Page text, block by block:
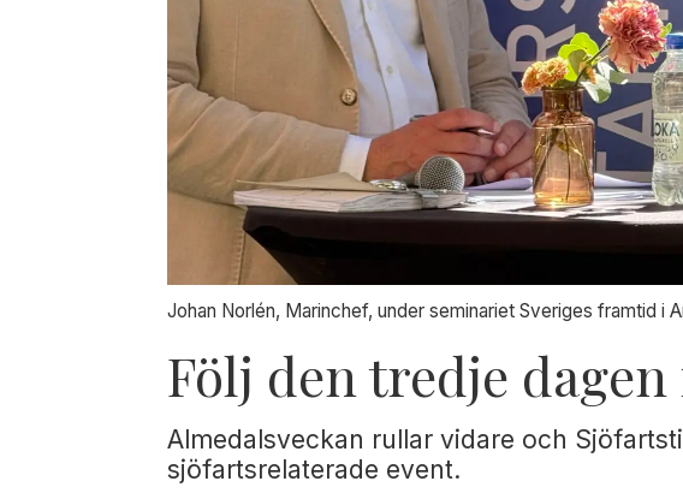
Johan Norlén, Marinchef, under seminariet Sveriges framtid i
Följ den tredje
Almedalsveckan rullar vidare och
sjöfartsrelaterade event.